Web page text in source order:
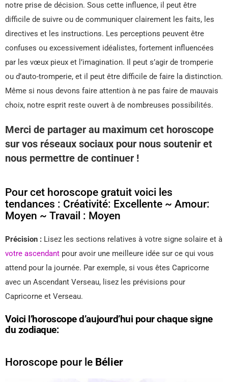
notre prise de décision. Sous cette influence, il peut être
difficile de suivre ou de communiquer clairement les faits, les
directives et les instructions. Les perceptions peuvent être
confuses ou excessivement idéalistes, fortement influencées
par les vœux pieux et l’imagination. Il peut s’agir de tromperie
ou d’auto-tromperie, et il peut être difficile de faire la distinction.
Même si nous devons faire attention à ne pas faire de mauvais
choix, notre esprit reste ouvert à de nombreuses possibilités.
Merci de partager au maximum cet horoscope
sur vos réseaux sociaux pour nous soutenir et
nous permettre de continuer !
Pour cet horoscope gratuit voici les
tendances : Créativité: Excellente ~ Amour:
Moyen ~ Travail : Moyen
Précision : Lisez les sections relatives à votre signe solaire et à
votre ascendant pour avoir une meilleure idée sur ce qui vous
attend pour la journée. Par exemple, si vous êtes Capricorne
avec un Ascendant Verseau, lisez les prévisions pour
Capricorne et Verseau.
Voici l’horoscope d’aujourd’hui pour chaque signe
du zodiaque:
Horoscope pour le Bélier